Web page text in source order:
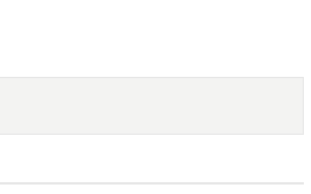
que se adaptan a
de decoración, desde lo
hasta lo clásico.
espuma de alta densidad (25